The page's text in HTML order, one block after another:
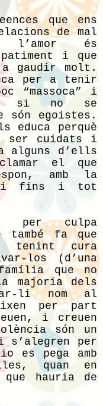
que ens
de mal
l’amor és
i que
gaudir molt.
per a tenir
“massoca” i
si no se
són egoistes.
educa perquè
ser cuidats i
d’ells
el que
amb la
i fins i tot
per culpa
també fa que
tenint cura
los (d’una
que no
majoria dels
li nom al
per part
i creuen
són un
s’alegren per
es pega amb
quan en
hauria de